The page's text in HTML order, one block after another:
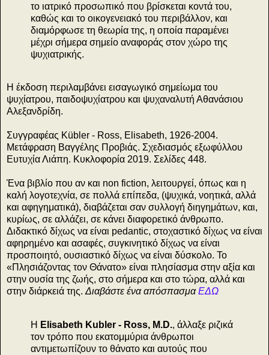
το ιατρικό προσωπικό που βρίσκεται κοντά του,
καθώς και το οικογενειακό του περιβάλλον, και
διαμόρφωσε τη θεωρία της, η οποία παραμένει
μέχρι σήμερα σημείο αναφοράς στον χώρο της
ψυχιατρικής.
Η έκδοση περιλαμβάνει εισαγωγικό σημείωμα του
ψυχίατρου, παιδοψυχίατρου και ψυχαναλυτή Αθανάσιου
Αλεξανδρίδη.
Συγγραφέας Kübler - Ross, Elisabeth, 1926-2004.
Μετάφραση Βαγγέλης Προβιάς. Σχεδιασμός εξωφύλλου
Ευτυχία Λιάπη. Κυκλοφορία 2019. Σελίδες 448.
Ένα βιβλίο που αν και non fiction, λειτουργεί, όπως και η
καλή λογοτεχνία, σε πολλά επίπεδα, (ψυχικά, νοητικά, αλλά
και αφηγηματικά), διαβάζεται σαν συλλογή διηγημάτων, και,
κυρίως, σε αλλάζει, σε κάνει διαφορετικό άνθρωπο.
Διδακτικό δίχως να είναι pedantic, στοχαστικό δίχως να είναι
αφηρημένο και ασαφές, συγκινητικό δίχως να είναι
προσποιητό, ουσιαστικό δίχως να είναι δύσκολο. Το
«Πλησιάζοντας τον Θάνατο» είναι πλησίασμα στην αξία και
στην ουσία της ζωής, στο σήμερα και στο τώρα, αλλά και
στην διάρκειά της.Διαβάστε ένα απόσπασμαΕΔΩ
H Elisabeth Kubler - Ross, M.D., άλλαξε ριζικά
τον τρόπο που εκατομμύρια άνθρωποι
αντιμετωπίζουν το θάνατο και αυτούς που